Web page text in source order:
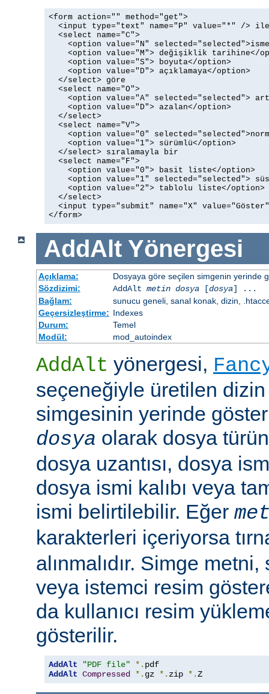
<form action="" method="get">
<input type="text" name="P" value="*" />
  <select name="C">
<option value="N"
<option value="M"> değişiklik tarihine</
    <option value="S"> boyuta</option>
    <option value="D"> açıklamaya</option>
  </select> göre
  <select name="O">
<option value="A" selected="selected">
    <option value="D"> azalan</option>
  </select>
  <select name="V">
<option value="0"
    <option value="1"> sürümlü</option>
  </select> sıralamayla bir
  <select name="F">
    <option value="0"> basit liste</option>
<option value="1" selected="selected">
    <option value="2"> tablolu liste</option>
  </select>
<input type="submit" name="X"
</form>
AddAlt Yönergesi
Açıklama:
Dosyaya göre seçilen simgenin yerinde
Sözdizimi:
AddAlt metin dosya[dosya] ...
Bağlam:
sunucu geneli, sanal konak, dizin,
Geçersizleştirme: Indexes
Durum:
Temel
Modül:
mod_autoindex
AddAlt yönergesi,
seçeneğiyle üretilen
simgesinin yerinde
dosya olarak dosya
dosya uzantısı, dosya
dosya ismi kalıbı veya
ismi belirtilebilir. Eğer
karakterleri içeriyorsa
alınmalıdır. Simge
veya istemci resim
da kullanıcı resim
gösterilir.
AddAlt "PDF file" *.
AddAlt Compressed *. gz *. zip *.Z